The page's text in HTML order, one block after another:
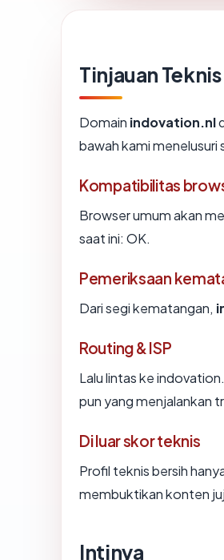
Tinjauan Teknis
Domain indovation.nl
bawah kami menelusuri
Kompatibilitas
Browser umum akan
saat ini: OK.
Pemeriksaan
Dari segi kematangan,
Routing & ISP
Lalu lintas ke
pun yang menjalankan
Di luar skor teknis
Profil teknis bersih
membuktikan konten
Intinya